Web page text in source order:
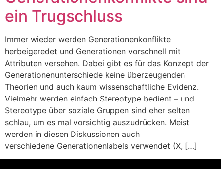
ein Trugschluss
Immer wieder werden Generationenkonflikte
herbeigeredet und Generationen vorschnell mit
Attributen versehen. Dabei gibt es für das Konzept der
Generationenunterschiede keine überzeugenden
Theorien und auch kaum wissenschaftliche Evidenz.
Vielmehr werden einfach Stereotype bedient – und
Stereotype über soziale Gruppen sind eher selten
schlau, um es mal vorsichtig auszudrücken. Meist
werden in diesen Diskussionen auch
verschiedene Generationenlabels verwendet (X, […]